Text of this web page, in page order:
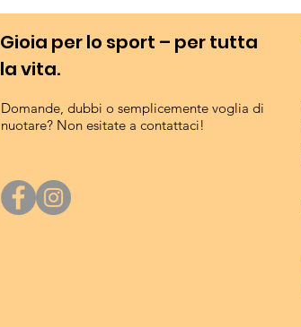
Gioia per lo sport – per tutta
la vita.
Domande, dubbi o semplicemente voglia di
nuotare? Non esitate a contattaci!